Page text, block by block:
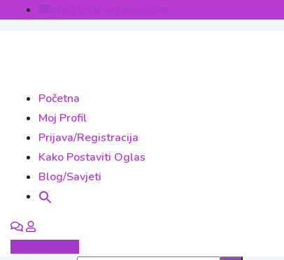
Početna
Moj Profil
Prijava/Registracija
Kako Postaviti Oglas
Blog/Savjeti